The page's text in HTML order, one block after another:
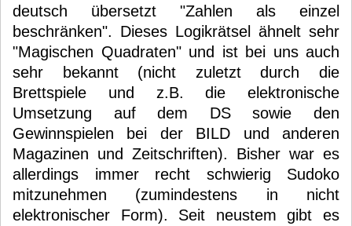
deutsch übersetzt "Zahlen als einzel
beschränken". Dieses Logikrätsel ähnelt sehr
"Magischen Quadraten" und ist bei uns auch
sehr bekannt (nicht zuletzt durch die
Brettspiele und z.B. die elektronische
Umsetzung auf dem DS sowie den
Gewinnspielen bei der BILD und anderen
Magazinen und Zeitschriften). Bisher war es
allerdings immer recht schwierig Sudoko
mitzunehmen (zumindestens in nicht
elektronischer Form). Seit neustem gibt es